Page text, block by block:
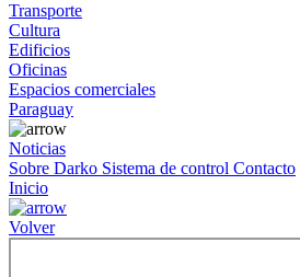
Transporte
Cultura
Edificios
Oficinas
Espacios comerciales
Paraguay
Noticias
Sobre Darko Sistema de control Contacto
Inicio
Volver